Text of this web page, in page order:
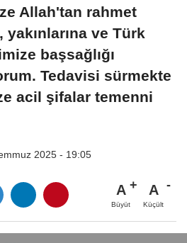
Allah'tan rahmet
ve Türk
başsağlığı
Tedavisi sürmekte
acil şifalar temenni
2025 - 19:05
A
Büyüt
A
Küçült